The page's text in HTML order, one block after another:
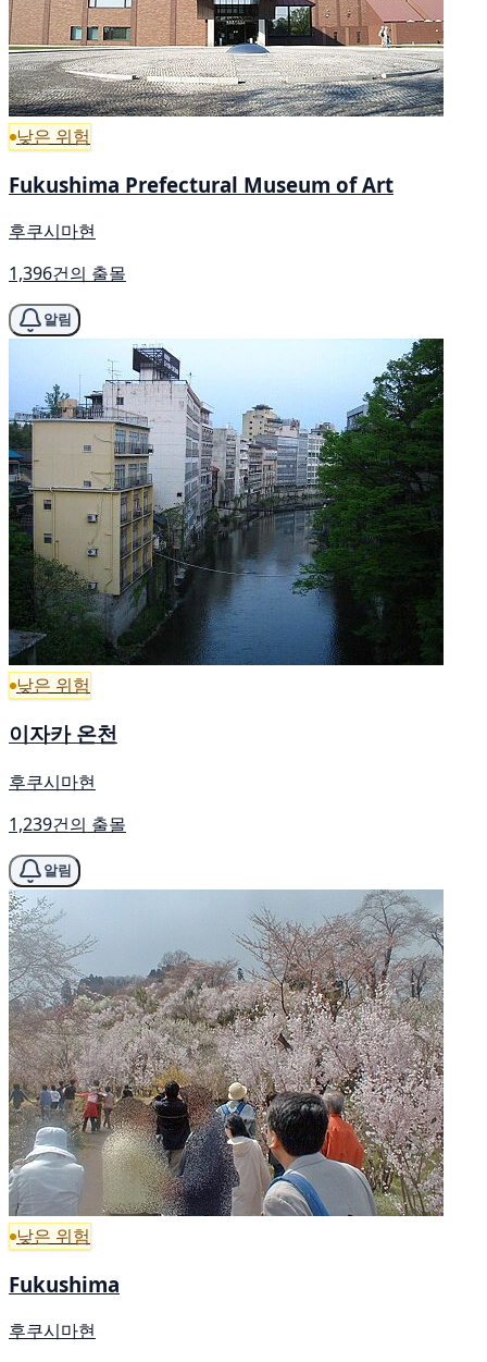
낮은 위험
Fukushima Prefectural Museum of Art
후쿠시마현
1,396건의 출몰
알림
낮은 위험
이자카 온천
후쿠시마현
1,239건의 출몰
알림
낮은 위험
Fukushima
후쿠시마현